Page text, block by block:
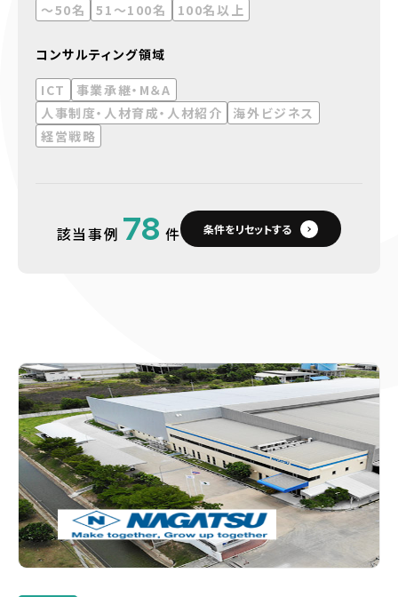
～50名
51～100名 100名以上
コンサルティング領域
ICT
事業承継・M＆A
人事制度・人材育成・人材紹介
海外ビジネス
経営戦略
該当事例 78 件 条件をリセットする